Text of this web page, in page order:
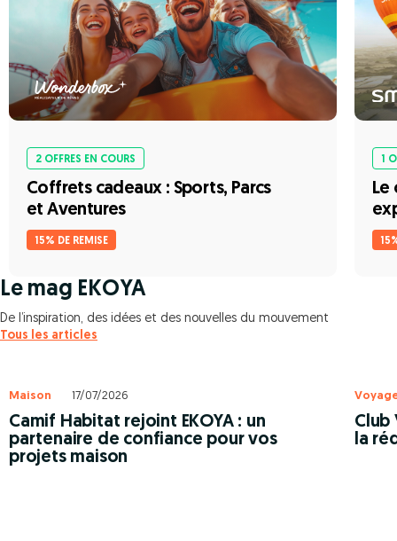
2 OFFRES EN COURS
Coffrets cadeaux : Sports, Parcs
et Aventures
15% DE REMISE
1
Le
Le mag EKOYA
De l’inspiration, des idées et des nouvelles du mouvement
Tous les articles
Maison 17/07/2026
Camif Habitat rejoint EKOYA : un
partenaire de confiance pour vos
projets maison
Club
la